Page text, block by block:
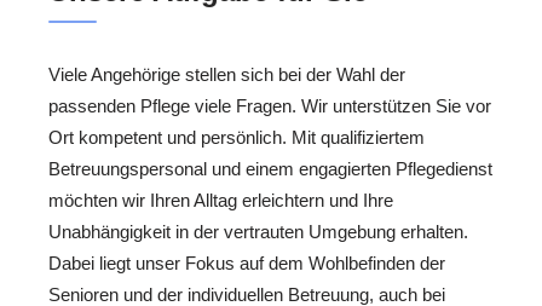
Viele Angehörige stellen sich bei der Wahl der
passenden Pflege viele Fragen. Wir unterstützen Sie vor
Ort kompetent und persönlich. Mit qualifiziertem
Betreuungspersonal und einem engagierten Pflegedienst
möchten wir Ihren Alltag erleichtern und Ihre
Unabhängigkeit in der vertrauten Umgebung erhalten.
Dabei liegt unser Fokus auf dem Wohlbefinden der
Senioren und der individuellen Betreuung, auch bei